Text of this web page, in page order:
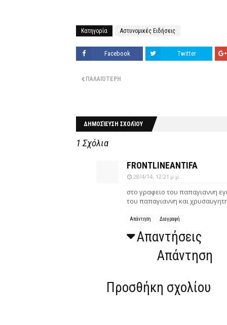
Κατηγορία Αστυνομικές Ειδήσεις
Facebook Twitter
ΠΑΛΑΙΌΤΕΡΗ
ΔΗΜΟΣΊΕΥΣΗ ΣΧΟΛΊΟΥ
1 Σχόλια
FRONTLINEANTIFA
28/4/14, 12:21 μ.μ.
στο γραφειο του παπαγιαννη
του παπαγιαννη και
Απάντηση Διαγραφή
Απαντήσεις
Απάντηση
Προσθήκη σχολίου